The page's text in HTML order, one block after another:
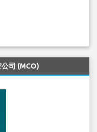
司 (MCO)